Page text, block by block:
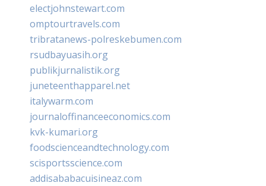
electjohnstewart.com
omptourtravels.com
tribratanews-polreskebumen.com
rsudbayuasih.org
publikjurnalistik.org
juneteenthapparel.net
italywarm.com
journaloffinanceeconomics.com
kvk-kumari.org
foodscienceandtechnology.com
scisportsscience.com
addisababacuisineaz.com